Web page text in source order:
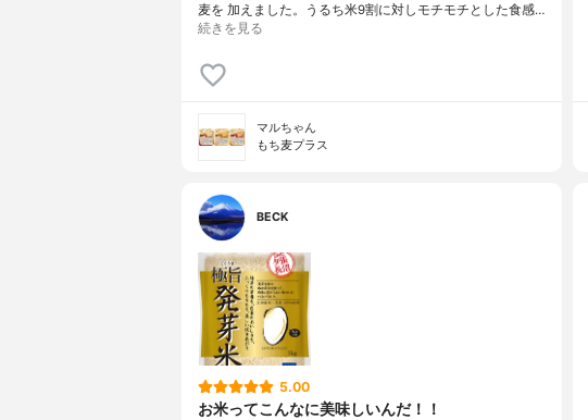
麦を 加えました。うるち米9割に対しモチモチとした食感…
続きを見る
マルちゃん
もち麦プラス
BECK
5.00
お米ってこんなに美味しいんだ！！